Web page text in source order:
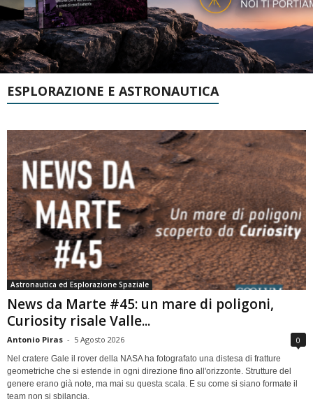
ESPLORAZIONE E ASTRONAUTICA
Astronautica ed Esplorazione Spaziale
News da Marte #45: un mare di poligoni,
Curiosity risale Valle...
Antonio Piras - 5 Agosto 2026 0
Nel cratere Gale il rover della NASA ha fotografato una distesa di fratture
geometriche che si estende in ogni direzione fino all'orizzonte. Strutture del
genere erano già note, ma mai su questa scala. E su come si siano formate il
team non si sbilancia.